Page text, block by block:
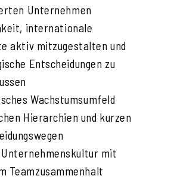
Unternehmen
internationale
aktiv mitzugestalten und
Entscheidungen zu
Wachstumsumfeld
Hierarchien und kurzen
mit
Teamzusammenhalt